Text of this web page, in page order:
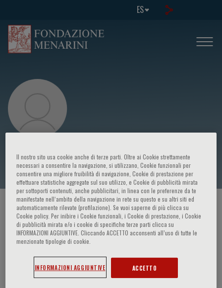
ES
Paul E. Brenchley
HOME PAGE / CURSOS Y EVENTOS / ORADOR
Paul E. Brenchley
Il nostro sito usa cookie anche di terze parti. Oltre ai Cookie strettamente
necessari a consentire la navigazione, si utilizzano, Cookie funzionali per
consentire una migliore fruibilità di navigazione, Cookie di prestazione per
effettuare statistiche aggregate sul suo utilizzo, e Cookie di pubblicità mirata
per sottoporti contenuti, anche pubblicitari, in linea con le preferenze da te
manifestate nell‘ambito della navigazione in rete su questo e su altri siti ed
automaticamente rilevate (profilazione). Se vuoi saperne di più clicca su
Cookie policy. Per inibire i Cookie funzionali, i Cookie di prestazione, i Cookie
di pubblicità mirata e/o i cookie di specifiche terze parti clicca su
INFORMAZIONI AGGIUNTIVE. Cliccando ACCETTO acconsenti all’uso di tutte le
menzionate tipologie di cookie.
INFORMAZIONI AGGIUNTIVE ACCETTO